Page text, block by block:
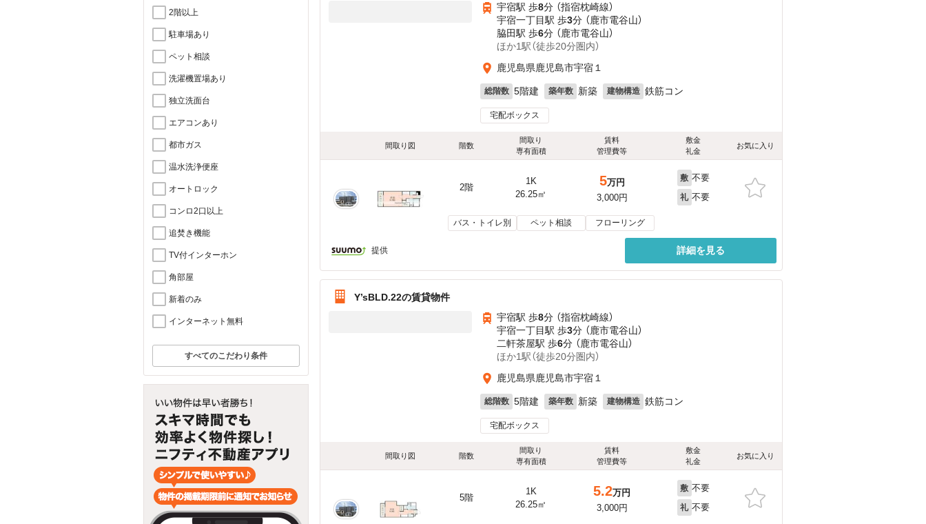
2階以上
駐車場あり
ペット相談
洗濯機置場あり
独立洗面台
エアコンあり
都市ガス
温水洗浄便座
オートロック
コンロ2口以上
追焚き機能
TV付インターホン
角部屋
新着のみ
インターネット無料
すべてのこだわり条件
宇宿駅 歩8分 （指宿枕崎線）
宇宿一丁目駅 歩3分 （鹿市電谷山）
脇田駅 歩6分 （鹿市電谷山）
ほか1駅（徒歩20分圏内）
鹿児島県鹿児島市宇宿１
総階数 5階建 築年数 新築 建物構造 鉄筋コン
宅配ボックス
間取り図 階数
間取り
専有面積
賃料
管理費等
敷金
礼金
お気に入り
2階
1K
26.25㎡
5万円
3,000円
敷 不要
礼 不要
バス・トイレ別 ペット相談 フローリング
提供 詳細を見る
Y’sBLD.22の賃貸物件
宇宿駅 歩8分 （指宿枕崎線）
宇宿一丁目駅 歩3分 （鹿市電谷山）
二軒茶屋駅 歩6分 （鹿市電谷山）
ほか1駅（徒歩20分圏内）
鹿児島県鹿児島市宇宿１
総階数 5階建 築年数 新築 建物構造 鉄筋コン
宅配ボックス
間取り図 階数
間取り
専有面積
賃料
管理費等
敷金
礼金
お気に入り
5階
1K
26.25㎡
5.2万円
3,000円
敷 不要
礼 不要